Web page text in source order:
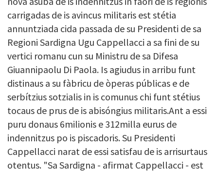
carrigadas de is avincus militaris est stétia
annuntziada cida passada de su Presidenti de sa
Regioni Sardigna Ugu Cappellacci a sa fini de su
vertici romanu cun su Ministru de sa Difesa
Giuannipaolu Di Paola. Is agiudus in arribu funt
distinaus a su fàbricu de òperas públicas e de
serbítzius sotzialis in is comunus chi funt stétius
tocaus de prus de is abisóngius militaris.Ant a essi
puru donaus 6milionis e 312milla eurus de
indennitzus po is piscadoris. Su Presidenti
Cappellacci narat de essi satisfau de is arrisurtaus
otentus. "Sa Sardigna - afirmat Cappellacci - est